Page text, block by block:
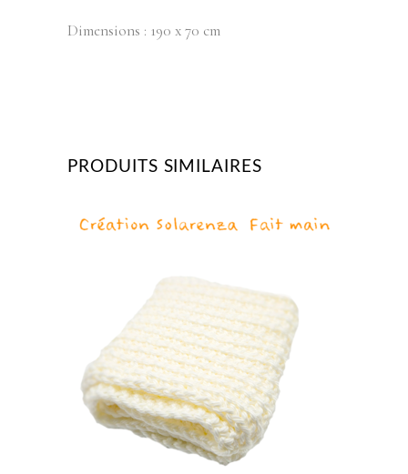
Dimensions : 190 x 70 cm
PRODUITS SIMILAIRES